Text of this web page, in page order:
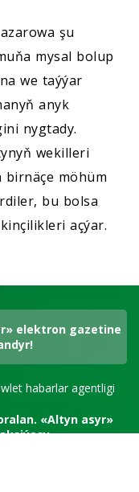
şu
mysal bolup
we taýýar
anyk
nygtady.
wekilleri
möhüm
bu bolsa
açýar.
elektron gazetine
habarlar agentligi
«Altyn asyr»